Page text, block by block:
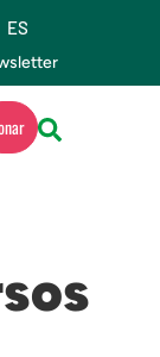
ES
EN